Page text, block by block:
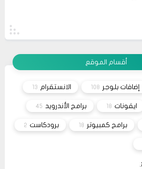
ليس هناك أي موقع لشراء القالب مثل خمسات أو
كفيل..، كما أنه ليس هناك مكان للتواصل عبر الفيسبوك
أقسام الموقع
إضافات بلوجر 108 الانستقرام 13
ايقونات 18 برامج الأندرويد 45
برامج كمبيوتر 18 برودكاست 2